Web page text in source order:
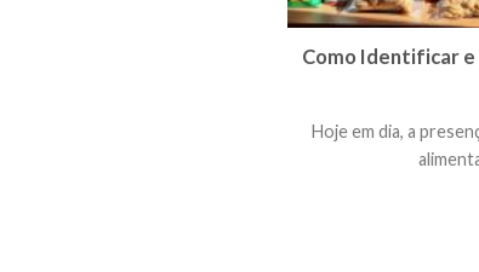
Como Identificar
Hoje em dia, a